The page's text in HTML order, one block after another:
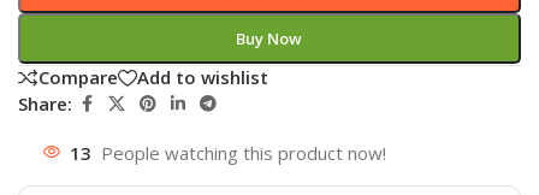
Buy Now
Compare
Add to wishlist
Share:
13 People watching this product now!